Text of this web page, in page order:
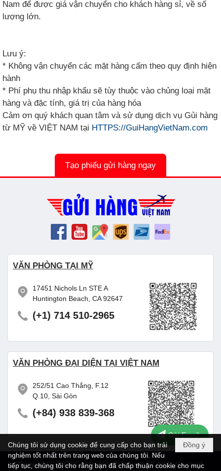
Nam để được giá vận chuyển cho khách hàng sỉ, về số
lượng lớn.
Lưu ý:
* Không vận chuyển các mặt hàng cấm theo quy định hiện
hành
* Phí phụ thu nhập khẩu sẽ tùy thuộc vào chủng loại mặt
hàng và đặc tính, giá trị của hàng hóa
Cảm ơn quý khách quan tâm và sử dụng dịch vụ Gủi hàng
từ MỸ về VIỆT NAM tại HTTPS://GuiHangVietNam.com
Tạo phiếu gửi hàng ngay
VĂN PHÒNG TẠI MỸ
17451 Nichols Ln STE A
Huntington Beach, CA 92647
(+1) 714 510-2965
VĂN PHÒNG ĐẠI DIỆN TẠI VIỆT NAM
252/51 Cao Thắng, F.12
Q.10, Sài Gòn
(+84) 938 839-368
Copyright © 2026GuiHangVietNam.comAll rights reserved
Gửi Email
Đồng ý
Chúng tôi sử dụng cookie để cung cấp cho bạn trải
nghiệm tốt nhất trên trang web của chúng tôi. Nếu
tiếp tục, chúng tôi cho rằng bạn đã chấp thuận cookie cho mục